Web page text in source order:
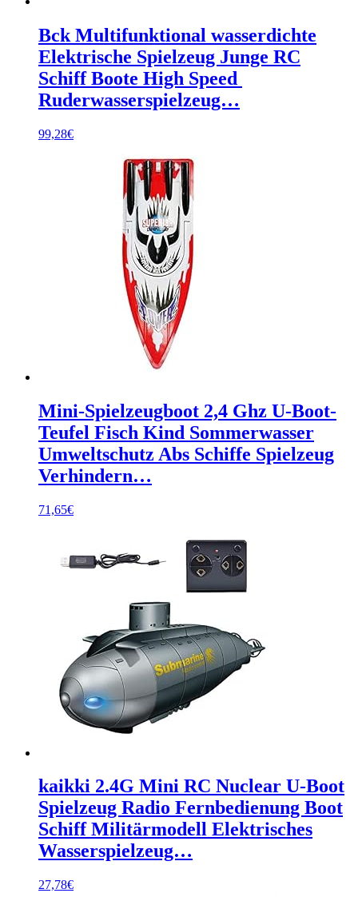
Bck Multifunktional wasserdichte
Elektrische Spielzeug Junge RC
Schiff Boote High Speed ​​
Ruderwasserspielzeug…
99,28€
Mini-Spielzeugboot 2,4 Ghz U-Boot-
Teufel Fisch Kind Sommerwasser
Umweltschutz Abs Schiffe Spielzeug
Verhindern…
71,65€
kaikki 2.4G Mini RC Nuclear U-Boot
Spielzeug Radio Fernbedienung Boot
Schiff Militärmodell Elektrisches
Wasserspielzeug…
27,78€